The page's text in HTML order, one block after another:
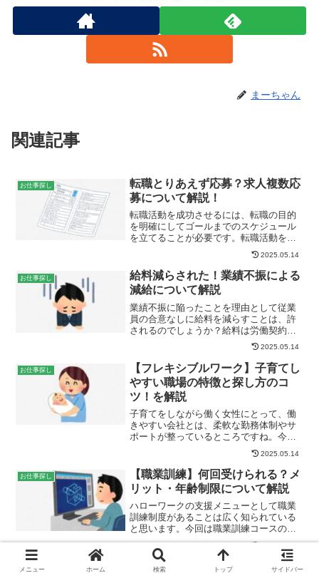
まーちゃん
関連記事
お仕事探し
転職とりあえず応募？求人複数応
募について解説！
転職活動を成功させるには、転職の目的
を明確にしてゴールまでのスケジュール
を立てることが必要です。転職活動を長
引かせないためには、積極的な求人への
応募も大切ですね。今回は、後悔しない
求人応募の考え方について解説していき
ます。転職とりあえず応募...
2025.05.14
お仕事探し
給料減らされた！業績不振による
減給について解説
業績不振に陥ったことを理由として従業
員の合意なしに給料を減らすことは、許
されるのでしょうか？給料は労働契約の
中でも特に重要な項目で、減給は生活に
大きなダメージを与えると思います。今
回は、業績不振による一方的な減給につ
いてわかりやすく解説しま...
2025.05.14
お仕事探し
【フレキシブルワーク】子育てし
やすい職場の特徴と探し方のコ
ツ！を解説
子育てをしながら働く女性にとって、働
きやすい会社とは、柔軟な勤務体制やサ
ポートが整っているところですね。今回
は、子育てしやすい職場環境や子育て両
立求人の探し方について考えてみたいと
思います。子育てしやすいの職場の特徴
離職した女性社員が仕事を...
2025.05.14
お仕事探し
【職業訓練】何回受けられる？メ
リット・年齢制限について解説
ハローワークの支援メニューとして職業
訓練制度があることは広く知られている
と思います。今回は職業訓練コースの検
索方法、受講までの流れや職業訓練を受
講するメリットについて解説します。職
業訓練制度とは新しいスキルを身につけ
たい、仕事の幅を広げたい...
お仕事探し
【無期転換ルールとは】無期労働
メニュー ホーム 検索 トップ サイドバー